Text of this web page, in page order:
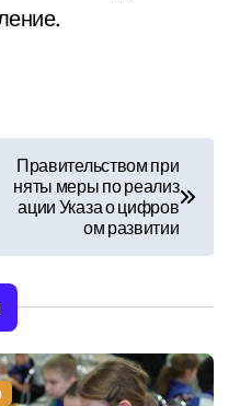
Правительством при
няты меры по реализ
ации Указа о цифров
ом развитии